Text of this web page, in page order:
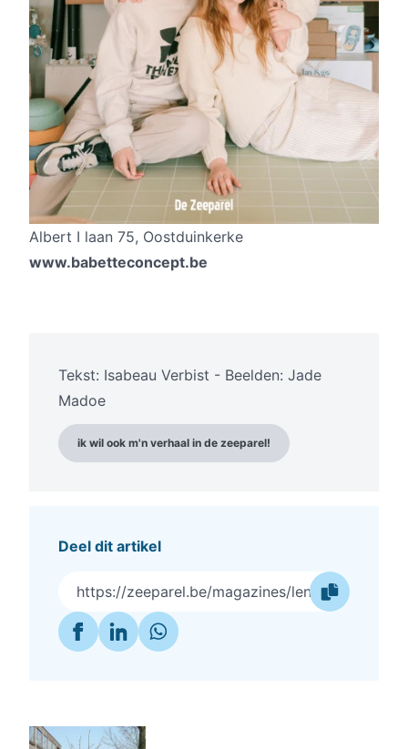
Albert I laan 75, Oostduinkerke
www.babetteconcept.be
Tekst: Isabeau Verbist - Beelden: Jade
Madoe
ik wil ook m'n verhaal in de zeeparel!
Deel dit artikel
https://zeeparel.be/magazines/lente-editie-